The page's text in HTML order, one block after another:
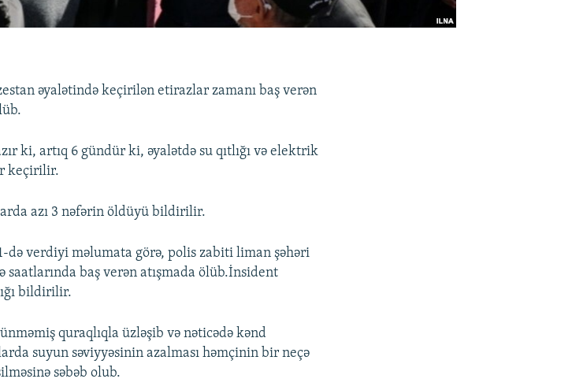
əyalətində keçirilən etirazlar zamanı baş verən
ki, artıq 6 gündür ki, əyalətdə su qıtlığı və elektrik
keçirilir.
azı 3 nəfərin öldüyü bildirilir.
də verdiyi məlumata görə, polis zabiti liman şəhəri
saatlarında baş verən atışmada ölüb.İnsident
bildirilir.
quraqlıqla üzləşib və nəticədə kənd
suyun səviyyəsinin azalması həmçinin bir neçə
səbəb olub.